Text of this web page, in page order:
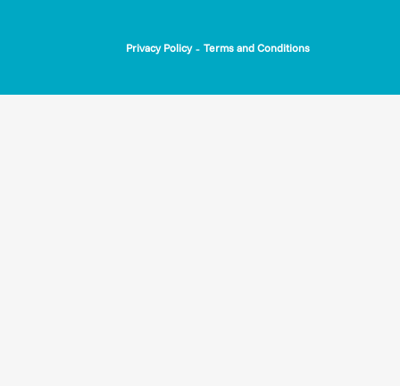
Privacy Policy - Terms and Conditions